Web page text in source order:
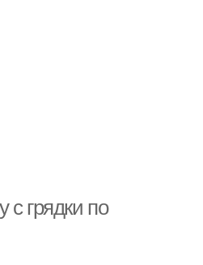
с грядки по